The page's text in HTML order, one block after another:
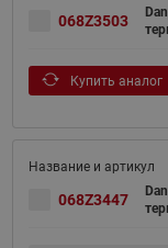
068Z3503
Купить аналог
068Z3447